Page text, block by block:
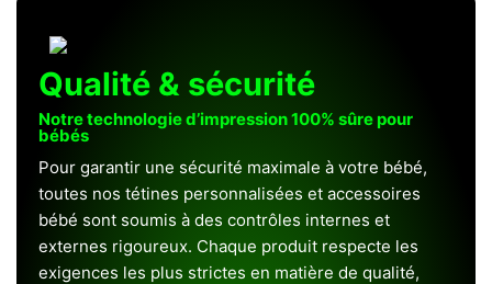
Qualité & sécurité
Notre technologie d’impression 100% sûre pour
bébés
Pour garantir une sécurité maximale à votre bébé,
toutes nos tétines personnalisées et accessoires
bébé sont soumis à des contrôles internes et
externes rigoureux. Chaque produit respecte les
exigences les plus strictes en matière de qualité,